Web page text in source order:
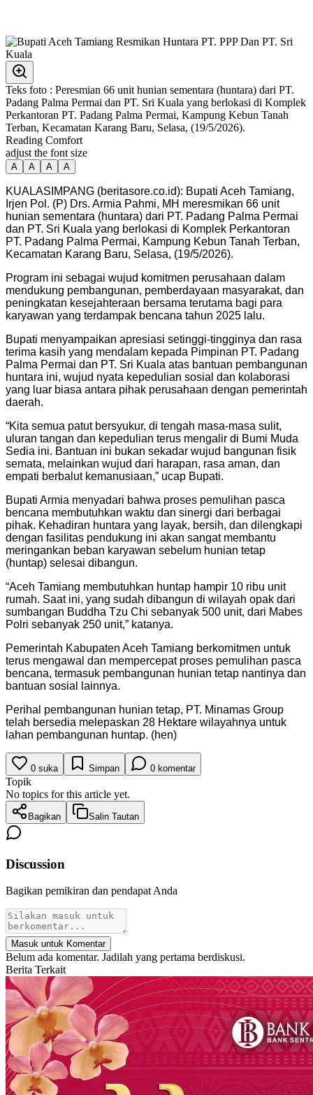
Teks foto : Peresmian 66 unit hunian sementara (huntara) dari PT.
Padang Palma Permai dan PT. Sri Kuala yang berlokasi di Komplek
Perkantoran PT. Padang Palma Permai, Kampung Kebun Tanah
Terban, Kecamatan Karang Baru, Selasa, (19/5/2026).
Reading Comfort
adjust the font size
A A A A
KUALASIMPANG (beritasore.co.id): Bupati Aceh Tamiang,
Irjen Pol. (P) Drs. Armia Pahmi, MH meresmikan 66 unit
hunian sementara (huntara) dari PT. Padang Palma Permai
dan PT. Sri Kuala yang berlokasi di Komplek Perkantoran
PT. Padang Palma Permai, Kampung Kebun Tanah Terban,
Kecamatan Karang Baru, Selasa, (19/5/2026).
Program ini sebagai wujud komitmen perusahaan dalam
mendukung pembangunan, pemberdayaan masyarakat, dan
peningkatan kesejahteraan bersama terutama bagi para
karyawan yang terdampak bencana tahun 2025 lalu.
Bupati menyampaikan apresiasi setinggi-tingginya dan rasa
terima kasih yang mendalam kepada Pimpinan PT. Padang
Palma Permai dan PT. Sri Kuala atas bantuan pembangunan
huntara ini, wujud nyata kepedulian sosial dan kolaborasi
yang luar biasa antara pihak perusahaan dengan pemerintah
daerah.
“Kita semua patut bersyukur, di tengah masa-masa sulit,
uluran tangan dan kepedulian terus mengalir di Bumi Muda
Sedia ini. Bantuan ini bukan sekadar wujud bangunan fisik
semata, melainkan wujud dari harapan, rasa aman, dan
empati berbalut kemanusiaan,” ucap Bupati.
Bupati Armia menyadari bahwa proses pemulihan pasca
bencana membutuhkan waktu dan sinergi dari berbagai
pihak. Kehadiran huntara yang layak, bersih, dan dilengkapi
dengan fasilitas pendukung ini akan sangat membantu
meringankan beban karyawan sebelum hunian tetap
(huntap) selesai dibangun.
“Aceh Tamiang membutuhkan huntap hampir 10 ribu unit
rumah. Saat ini, yang sudah dibangun di wilayah opak dari
sumbangan Buddha Tzu Chi sebanyak 500 unit, dari Mabes
Polri sebanyak 250 unit,” katanya.
Pemerintah Kabupaten Aceh Tamiang berkomitmen untuk
terus mengawal dan mempercepat proses pemulihan pasca
bencana, termasuk pembangunan hunian tetap nantinya dan
bantuan sosial lainnya.
Perihal pembangunan hunian tetap, PT. Minamas Group
telah bersedia melepaskan 28 Hektare wilayahnya untuk
lahan pembangunan huntap. (hen)
0 suka Simpan 0 komentar
Topik
No topics for this article yet.
Bagikan Salin Tautan
Discussion
Bagikan pemikiran dan pendapat Anda
Masuk untuk Komentar
Belum ada komentar. Jadilah yang pertama berdiskusi.
Berita Terkait